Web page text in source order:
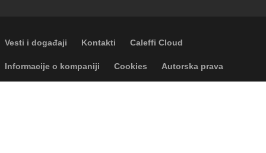
Footer secondary navigation
Vesti i događaji Kontakti Caleffi Cloud
Footer menu
Informacije o kompaniji Cookies Autorska prava